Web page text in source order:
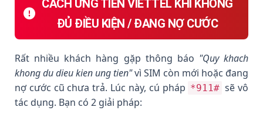
CÁCH ỨNG TIỀN VIETTEL KHI KHÔNG
ĐỦ ĐIỀU KIỆN / ĐANG NỢ CƯỚC
Rất nhiều khách hàng gặp thông báo "Quy khach
khong du dieu kien ung tien"vì SIM còn mới hoặc đang
nợ cước cũ chưa trả. Lúc này, cú pháp *911# sẽ vô
tác dụng. Bạn có 2 giải pháp: